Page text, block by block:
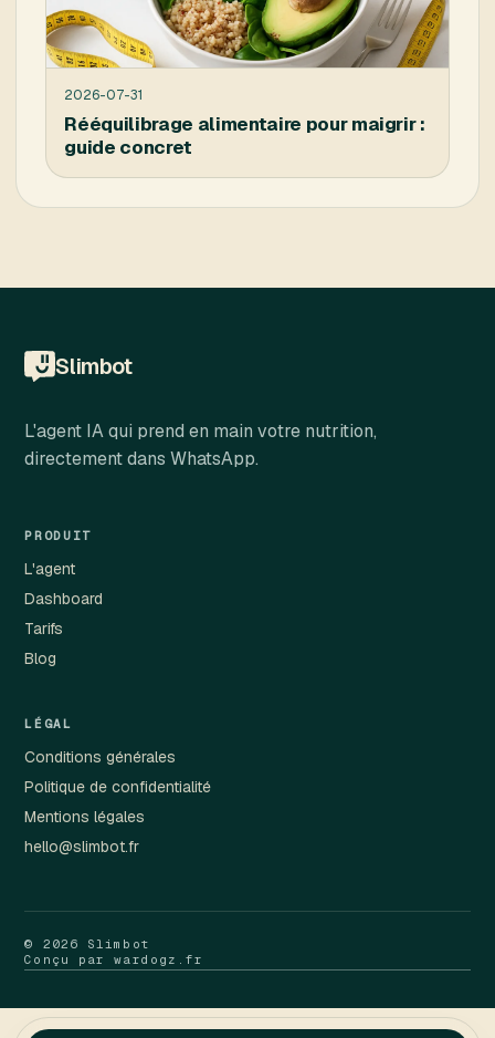
2026-07-31
Rééquilibrage alimentaire pour maigrir :
guide concret
Slimbot
L'agent IA qui prend en main votre nutrition,
directement dans WhatsApp.
PRODUIT
L'agent
Dashboard
Tarifs
Blog
LÉGAL
Conditions générales
Politique de confidentialité
Mentions légales
hello@slimbot.fr
© 2026 Slimbot
Conçu par wardogz.fr